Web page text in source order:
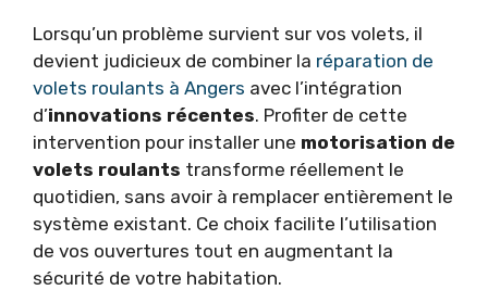
Lorsqu’un problème survient sur vos volets, il
devient judicieux de combiner la réparation de
volets roulants à Angers avec l’intégration
d’innovations récentes. Profiter de cette
intervention pour installer une motorisation de
volets roulants transforme réellement le
quotidien, sans avoir à remplacer entièrement le
système existant. Ce choix facilite l’utilisation
de vos ouvertures tout en augmentant la
sécurité de votre habitation.